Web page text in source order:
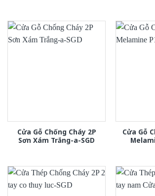
Cửa Gỗ Chống Cháy 2P
Sơn Xám Trắng-a-SGD
Cửa Gỗ